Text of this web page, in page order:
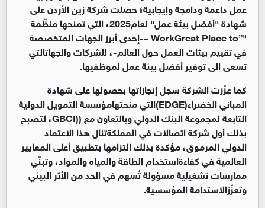
عمل داعمة ودامجة وإيجابية؛ حصلت شركةزين الأردن على
شهادة "أفضل بيئة عمل" لعام2025، التي تمنحها منظّمة
"”
Great Place to
Work–-إحدى أبرز الجهات المتخصصة
في تقييم بيئات العمل حول العالم-، للشركات والجهاتالتي
تسعى إلى توفير أفضل بيئة عمل لموظفيها.
كما عزّزت الشركة سَجل إنجازاتها بحصولها على شهادة
المباني الخضراء(EDGE)التي منحتهامؤسسة التمويل الدولية
التابعة لمجموعة البنك الدولي وبالتعاون مع ((GBCI، لتصبح
بذلك أول شركة اتصالات في المملكةتنال هذا الاعتماد
الدولي المرموق، مؤكدة بذلك التزامها بتطبيق أعلى المعايير
العالمية في كفاءةاستخدام الطاقة والمياه والمواد، وتبنّي
ممارسات تشغيلية مسؤولة تُسهم في الحد من الأثر البيئي
وتعزّزالاستدامة المؤسسية.